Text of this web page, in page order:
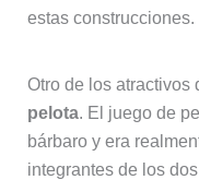
estas construcciones.
Otro de los atractivos
pelota. El juego de
bárbaro y era
integrantes de los